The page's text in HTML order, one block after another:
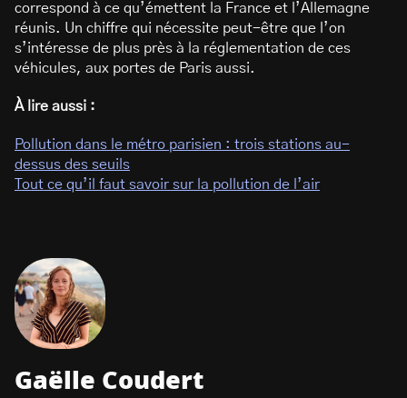
correspond à ce qu’émettent la France et l’Allemagne
réunis. Un chiffre qui nécessite peut-être que l’on
s’intéresse de plus près à la réglementation de ces
véhicules, aux portes de Paris aussi.
À lire aussi :
Pollution dans le métro parisien : trois stations au-
dessus des seuils
Tout ce qu’il faut savoir sur la pollution de l’air
Gaëlle Coudert